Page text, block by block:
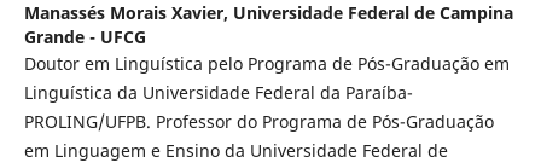
Manassés Morais Xavier, Universidade Federal de Campina
Grande - UFCG
Doutor em Linguística pelo Programa de Pós-Graduação em
Linguística da Universidade Federal da Paraíba-
PROLING/UFPB. Professor do Programa de Pós-Graduação
em Linguagem e Ensino da Universidade Federal de